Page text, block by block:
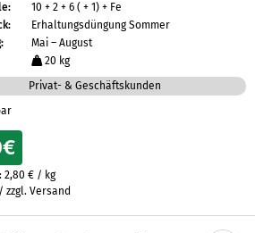
10 + 2 + 6 ( + 1) + Fe
Erhaltungsdüngung Sommer
Mai – August
20 kg
Privat- & Geschäftskunden
€
2,80 € / kg
zzgl. Versand